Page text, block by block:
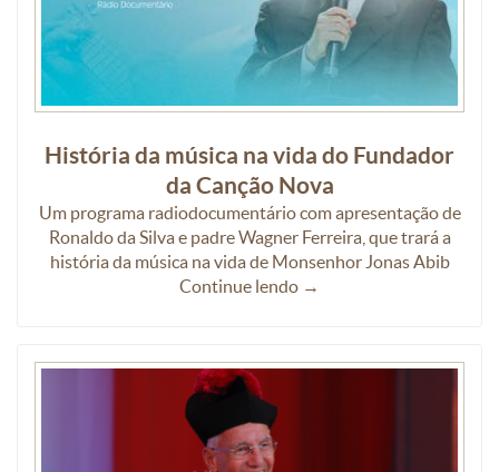
História da música na vida do Fundador
da Canção Nova
Um programa radiodocumentário com apresentação de
Ronaldo da Silva e padre Wagner Ferreira, que trará a
história da música na vida de Monsenhor Jonas Abib
Continue lendo →